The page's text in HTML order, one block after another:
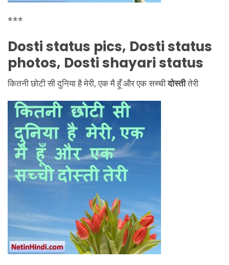
***
Dosti status pics, Dosti status
photos, Dosti shayari status
कितनी छोटी सी दुनिया है मेरी, एक मै हूँ और एक सच्चीदोस्तीतेरी